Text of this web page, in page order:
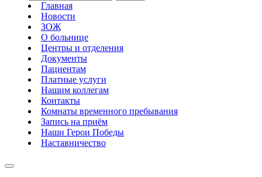
Главная
Новости
ЗОЖ
О больнице
Центры и отделения
Документы
Пациентам
Платные услуги
Нашим коллегам
Контакты
Комнаты временного пребывания
Запись на приём
Наши Герои Победы
Наставничество